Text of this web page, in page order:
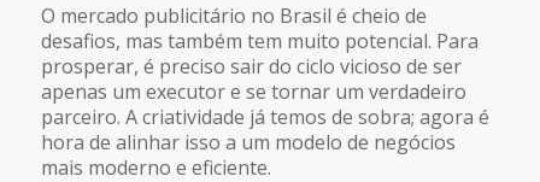
O mercado publicitário no Brasil é cheio de
desafios, mas também tem muito potencial. Para
prosperar, é preciso sair do ciclo vicioso de ser
apenas um executor e se tornar um verdadeiro
parceiro. A criatividade já temos de sobra; agora é
hora de alinhar isso a um modelo de negócios
mais moderno e eficiente.